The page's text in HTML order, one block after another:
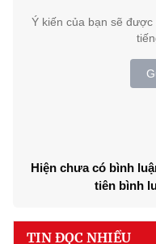
Ý kiến của bạn sẽ
Hiện chưa có bình
tiên bình
TIN ĐỌC NHIỀU